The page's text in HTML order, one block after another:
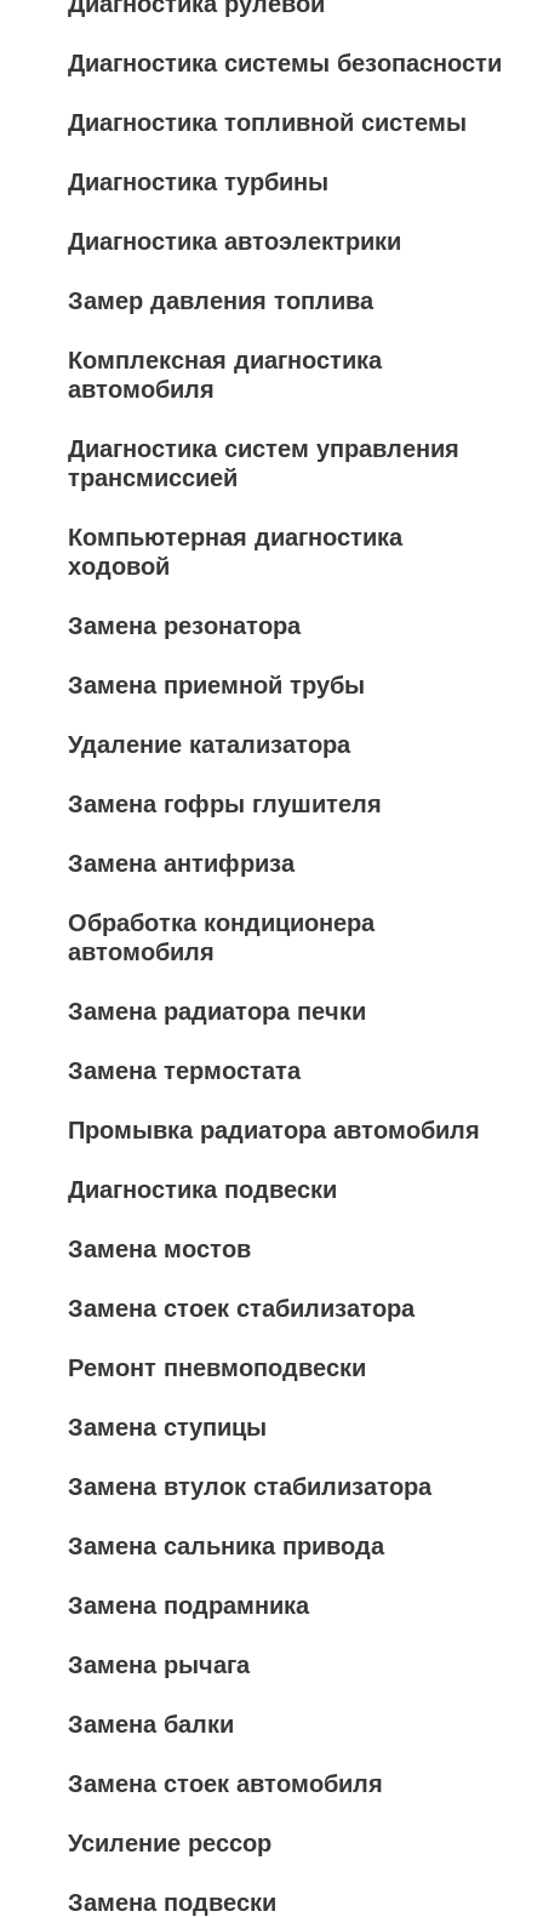
Диагностика системы безопасности
Диагностика топливной системы
Диагностика турбины
Диагностика автоэлектрики
Замер давления топлива
Комплексная диагностика
автомобиля
Диагностика систем управления
трансмиссией
Компьютерная диагностика
ходовой
Замена резонатора
Замена приемной трубы
Удаление катализатора
Замена гофры глушителя
Замена антифриза
Обработка кондиционера
автомобиля
Замена радиатора печки
Замена термостата
Промывка радиатора автомобиля
Диагностика подвески
Замена мостов
Замена стоек стабилизатора
Ремонт пневмоподвески
Замена ступицы
Замена втулок стабилизатора
Замена сальника привода
Замена подрамника
Замена рычага
Замена балки
Замена стоек автомобиля
Усиление рессор
Замена подвески